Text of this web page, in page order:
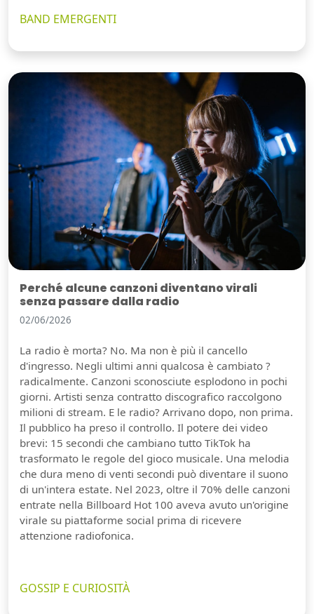
BAND EMERGENTI
Perché alcune canzoni diventano virali
senza passare dalla radio
02/06/2026
La radio è morta? No. Ma non è più il cancello
d'ingresso. Negli ultimi anni qualcosa è cambiato ?
radicalmente. Canzoni sconosciute esplodono in pochi
giorni. Artisti senza contratto discografico raccolgono
milioni di stream. E le radio? Arrivano dopo, non prima.
Il pubblico ha preso il controllo. Il potere dei video
brevi: 15 secondi che cambiano tutto TikTok ha
trasformato le regole del gioco musicale. Una melodia
che dura meno di venti secondi può diventare il suono
di un'intera estate. Nel 2023, oltre il 70% delle canzoni
entrate nella Billboard Hot 100 aveva avuto un'origine
virale su piattaforme social prima di ricevere
attenzione radiofonica.
GOSSIP E CURIOSITÀ